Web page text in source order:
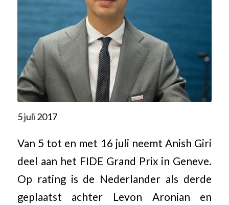
5 juli 2017
Van 5 tot en met 16 juli neemt Anish Giri
deel aan het FIDE Grand Prix in Geneve.
Op rating is de Nederlander als derde
geplaatst achter Levon Aronian en